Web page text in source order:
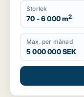
Storlek
70 - 6 000 m2
Max. per månad
5 000 000 SEK